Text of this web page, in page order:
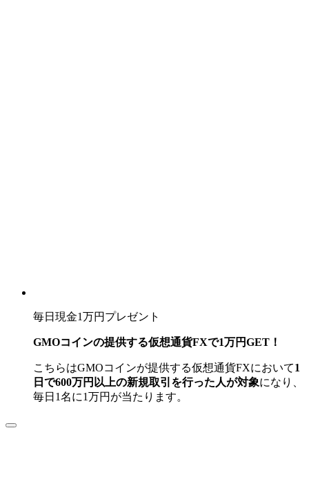
毎日現金1万円プレゼント
GMOコインの提供する仮想通貨FXで1万円GET！
こちらはGMOコインが提供する仮想通貨FXにおいて1
日で600万円以上の新規取引を行った人が対象になり、
毎日1名に1万円が当たります。